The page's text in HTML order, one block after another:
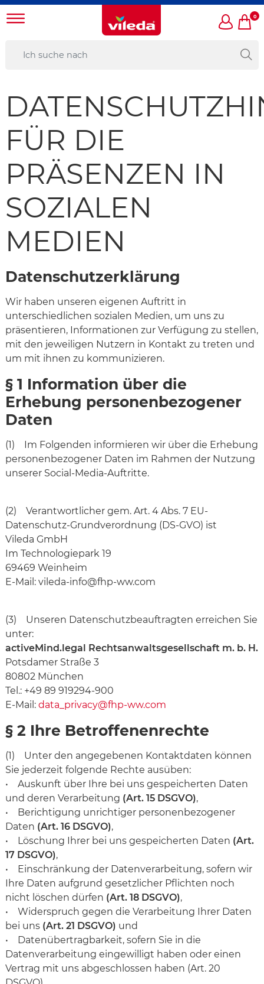
0
FÜR DIE
PRÄSENZEN IN
SOZIALEN
MEDIEN
Datenschutzerklärung
Wir haben unseren eigenen Auftritt in
unterschiedlichen sozialen Medien, um uns zu
präsentieren, Informationen zur Verfügung zu stellen,
mit den jeweiligen Nutzern in Kontakt zu treten und
um mit ihnen zu kommunizieren.
§ 1 Information über die
Erhebung personenbezogener
Daten
(1) Im Folgenden informieren wir über die Erhebung
personenbezogener Daten im Rahmen der Nutzung
unserer Social-Media-Auftritte.
(2) Verantwortlicher gem. Art. 4 Abs. 7 EU-
Datenschutz-Grundverordnung (DS-GVO) ist
Vileda GmbH
Im Technologiepark 19
69469 Weinheim
E-Mail: vileda-info@fhp-ww.com
(3) Unseren Datenschutzbeauftragten erreichen Sie
unter:
activeMind.legal Rechtsanwaltsgesellschaft m. b. H.
Potsdamer Straße 3
80802 München
Tel.: +49 89 919294-900
E-Mail: data_privacy@fhp-ww.com
§ 2 Ihre Betroffenenrechte
(1) Unter den angegebenen Kontaktdaten können
Sie jederzeit folgende Rechte ausüben:
• Auskunft über Ihre bei uns gespeicherten Daten
und deren Verarbeitung (Art. 15 DSGVO),
• Berichtigung unrichtiger personenbezogener
Daten (Art. 16 DSGVO),
• Löschung Ihrer bei uns gespeicherten Daten (Art.
17 DSGVO),
• Einschränkung der Datenverarbeitung, sofern wir
Ihre Daten aufgrund gesetzlicher Pflichten noch
nicht löschen dürfen (Art. 18 DSGVO),
• Widerspruch gegen die Verarbeitung Ihrer Daten
bei uns (Art. 21 DSGVO) und
• Datenübertragbarkeit, sofern Sie in die
Datenverarbeitung eingewilligt haben oder einen
Vertrag mit uns abgeschlossen haben (Art. 20